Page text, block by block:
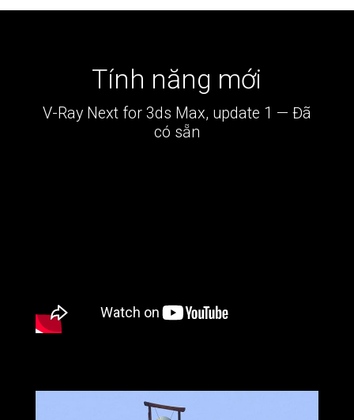
Tính năng mới
V-Ray Next for 3ds Max, update 1 — Đã
có sẵn